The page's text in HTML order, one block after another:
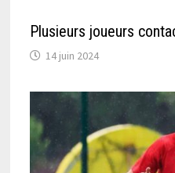
Plusieurs joueurs
14 juin 2024